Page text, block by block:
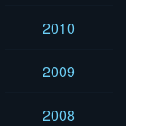
2010
2009
2008